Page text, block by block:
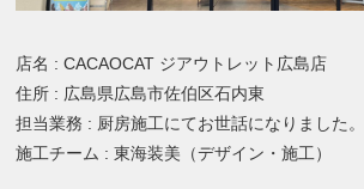
店名 : CACAOCAT ジアウトレット広島店
住所 : 広島県広島市佐伯区石内東
担当業務 : 厨房施工にてお世話になりました。
施工チーム : 東海装美（デザイン・施工）